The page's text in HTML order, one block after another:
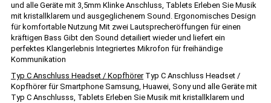
und alle Geräte mit 3,5mm Klinke Anschluss, Tablets Erleben Sie Musik
mit kristallklarem und ausgeglichenem Sound. Ergonomisches Design
für komfortable Nutzung Mit zwei Lautsprecheröffungen für einen
kräftigen Bass Gibt den Sound detailiert wieder und liefert ein
perfektes Klangerlebnis Integriertes Mikrofon für freihändige
Kommunikation
Typ C Anschluss Headset / KopfhörerTyp C Anschluss Headset /
Kopfhörer für Smartphone Samsung, Huawei, Sony und alle Geräte mit
Typ C Anschlusss, Tablets Erleben Sie Musik mit kristallklarem und